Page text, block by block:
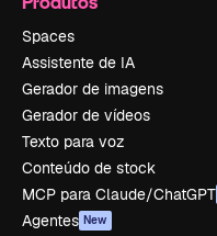
Spaces
Assistente de IA
Gerador de imagens
Gerador de vídeos
Texto para voz
Conteúdo de stock
MCP para Claude/ChatGPT
Agentes New